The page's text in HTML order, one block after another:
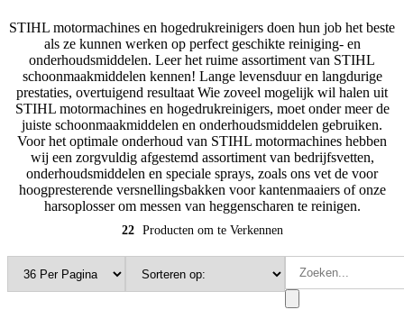
STIHL motormachines en hogedrukreinigers doen hun job het beste
als ze kunnen werken op perfect geschikte reiniging- en
onderhoudsmiddelen. Leer het ruime assortiment van STIHL
schoonmaakmiddelen kennen! Lange levensduur en langdurige
prestaties, overtuigend resultaat Wie zoveel mogelijk wil halen uit
STIHL motormachines en hogedrukreinigers, moet onder meer de
juiste schoonmaakmiddelen en onderhoudsmiddelen gebruiken.
Voor het optimale onderhoud van STIHL motormachines hebben
wij een zorgvuldig afgestemd assortiment van bedrijfsvetten,
onderhoudsmiddelen en speciale sprays, zoals ons vet de voor
hoogpresterende versnellingsbakken voor kantenmaaiers of onze
harsoplosser om messen van heggenscharen te reinigen.
22 Producten om te Verkennen